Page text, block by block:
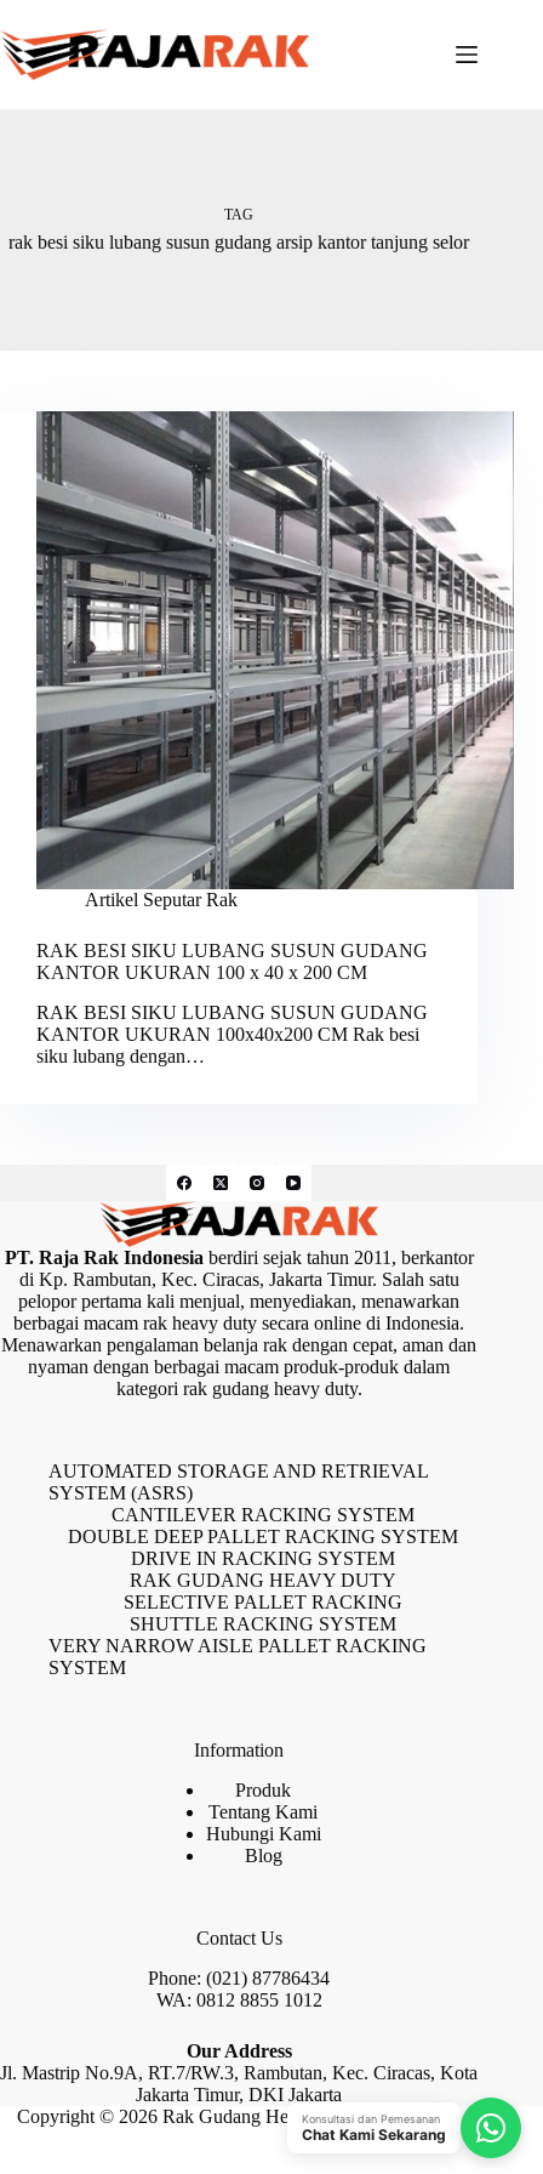
to
content
TAG
rak besi siku lubang susun gudang arsip kantor tanjung selor
Artikel Seputar Rak
RAK BESI SIKU LUBANG SUSUN GUDANG
KANTOR UKURAN 100 x 40 x 200 CM
RAK BESI SIKU LUBANG SUSUN GUDANG
KANTOR UKURAN 100x40x200 CM Rak besi
siku lubang dengan…
PT. Raja Rak Indonesiaberdiri sejak tahun 2011, berkantor
di Kp. Rambutan, Kec. Ciracas, Jakarta Timur. Salah satu
pelopor pertama kali menjual, menyediakan, menawarkan
berbagai macam rak heavy duty secara online di Indonesia.
Menawarkan pengalaman belanja rak dengan cepat, aman dan
nyaman dengan berbagai macam produk-produk dalam
kategori rak gudang heavy duty.
AUTOMATED STORAGE AND RETRIEVAL
SYSTEM (ASRS)
CANTILEVER RACKING SYSTEM
DOUBLE DEEP PALLET RACKING SYSTEM
DRIVE IN RACKING SYSTEM
RAK GUDANG HEAVY DUTY
SELECTIVE PALLET RACKING
SHUTTLE RACKING SYSTEM
VERY NARROW AISLE PALLET RACKING
SYSTEM
Information
Produk
Tentang Kami
Hubungi Kami
Blog
Contact Us
Phone: (021) 87786434
WA: 0812 8855 1012
Our Address
Jl. Mastrip No.9A, RT.7/RW.3, Rambutan, Kec. Ciracas, Kota
Jakarta Timur, DKI Jakarta
Copyright © 2026 Rak Gudang Heayy Duty by Raja Rak
Konsultasi dan Pemesanan
Chat Kami Sekarang